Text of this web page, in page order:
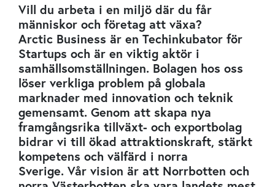
Vill du arbeta i en miljö där du får
människor och företag att växa?
Arctic Business är en Techinkubator för
Startups och är en viktig aktör i
samhällsomställningen. Bolagen hos oss
löser verkliga problem på globala
marknader med innovation och teknik
gemensamt. Genom att skapa nya
framgångsrika tillväxt- och exportbolag
bidrar vi till ökad attraktionskraft, stärkt
kompetens och välfärd i norra
Sverige. Vår vision är att Norrbotten och